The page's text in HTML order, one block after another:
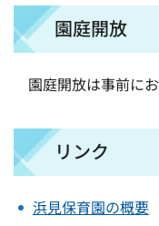
園庭開放
園庭開放は事前に
リンク
浜見保育園の概要